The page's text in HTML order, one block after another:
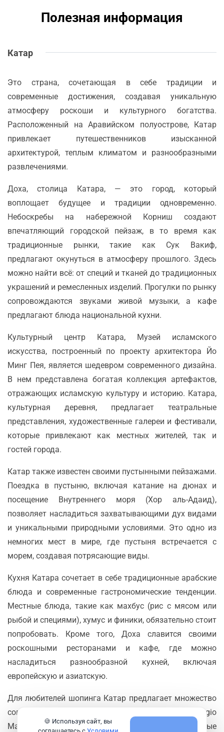
Полезная информация
Катар
Это страна, сочетающая в себе традиции и
современные достижения, создавая уникальную
атмосферу роскоши и культурного богатства.
Расположенный на Аравийском полуострове, Катар
привлекает путешественников изысканной
архитектурой, теплым климатом и разнообразными
развлечениями.
Доха, столица Катара, — это город, который
воплощает будущее и традиции одновременно.
Небоскребы на набережной Корниш создают
впечатляющий городской пейзаж, в то время как
традиционные рынки, такие как Сук Вакиф,
предлагают окунуться в атмосферу прошлого. Здесь
можно найти всё: от специй и тканей до традиционных
украшений и ремесленных изделий. Прогулки по рынку
сопровождаются звуками живой музыки, а кафе
предлагают блюда национальной кухни.
Культурный центр Катара, Музей исламского
искусства, построенный по проекту архитектора Йо
Минг Пея, является шедевром современного дизайна.
В нем представлена богатая коллекция артефактов,
отражающих исламскую культуру и историю. Катара,
культурная деревня, предлагает театральные
представления, художественные галереи и фестивали,
которые привлекают как местных жителей, так и
гостей города.
Катар также известен своими пустынными пейзажами.
Поездка в пустыню, включая катание на дюнах и
посещение Внутреннего моря (Хор аль-Адаид),
позволяет насладиться захватывающими дух видами
и уникальными природными условиями. Это одно из
немногих мест в мире, где пустыня встречается с
морем, создавая потрясающие виды.
Кухня Катара сочетает в себе традиционные арабские
блюда и современные гастрономические тенденции.
Местные блюда, такие как махбус (рис с мясом или
рыбой и специями), хумус и финики, обязательно стоит
попробовать. Кроме того, Доха славится своими
роскошными ресторанами и кафе, где можно
насладиться разнообразной кухней, включая
европейскую и азиатскую.
Для любителей шопинга Катар предлагает множество
современных торговых центров, таких как Villaggio
Mall и Doha Festival City, где можно найти как мировые
🍪 Используя сайт, вы
соглашаетесь с Условими